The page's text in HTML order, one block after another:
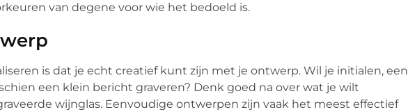
van degene voor wie het bedoeld is.
is dat je echt creatief kunt zijn met je ontwerp. Wil je initialen, een
een klein bericht graveren? Denk goed na over wat je wilt
wijnglas. Eenvoudige ontwerpen zijn vaak het meest effectief